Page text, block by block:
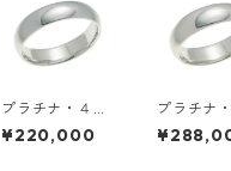
プラチナ・４ｍ
ｍ幅・甲丸リン
グ
¥220,000
プラチナ
ｍ幅・甲丸
グ